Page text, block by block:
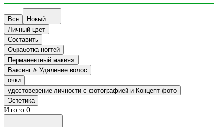
Все
Новый
Личный цвет
Составить
Обработка ногтей
Перманентный макияж
Ваксинг & Удаление волос
очки
удостоверение личности с фотографией и Концепт-фото
Эстетика
Итого 0